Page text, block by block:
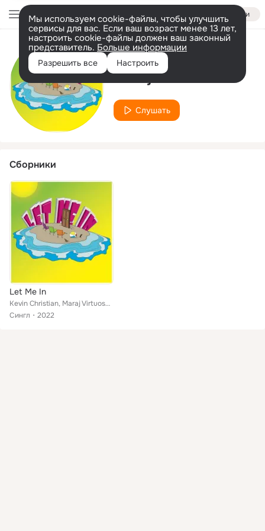
Войти
Мы используем cookie-файлы, чтобы улучшить
сервисы для вас. Если ваш возраст менее 13 лет,
настроить cookie-файлы должен ваш законный
представитель. Больше информации
Разрешить все Настроить
Исполнитель
Maraj Virtuoso
Слушать
Сборники
Let Me In
Kevin Christian, Maraj Virtuoso, Mccrea Deezer
Сингл
2022